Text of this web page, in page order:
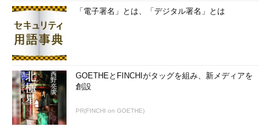
んで構成されるネットワークも多いため、相互関係についても知
る必要がある。
「電子署名」とは、「デジタル署名」とは
GOETHEとFINCHIがタッグを組み、新メディアを
創設
PR(FINCHI on GOETHE)